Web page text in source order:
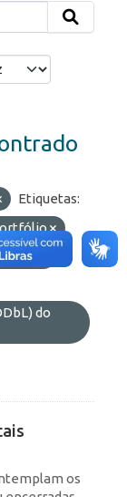
Etiquetas:
do
os